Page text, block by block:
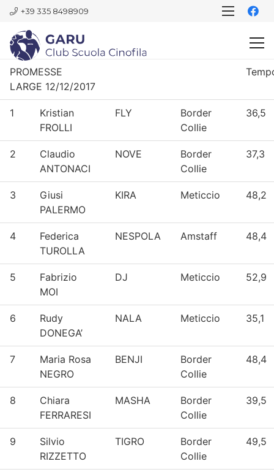
+39 335 8498909
PROMESSE
LARGE 12/12/2017
1
Kristian
FROLLI
FLY
Border
Collie
36,5
2
Claudio
ANTONACI
NOVE
Border
Collie
37,3
3
Giusi
PALERMO
KIRA Meticcio 48,2
4
Federica
TUROLLA
NESPOLA Amstaff 48,4
5
Fabrizio
MOI
DJ Meticcio 52,9
6
Rudy
DONEGA’
NALA Meticcio 35,1
7
Maria Rosa
NEGRO
BENJI
Border
Collie
48,4
8
Chiara
FERRARESI
MASHA
Border
Collie
39,5
9
Silvio
RIZZETTO
TIGRO
Border
Collie
49,5